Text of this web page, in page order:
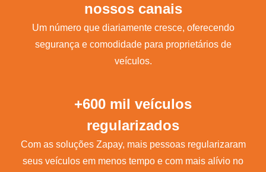
nossos canais
Um número que diariamente cresce, oferecendo
segurança e comodidade para proprietários de
veículos.
+600 mil veículos
regularizados
Com as soluções Zapay, mais pessoas regularizaram
seus veículos em menos tempo e com mais alívio no